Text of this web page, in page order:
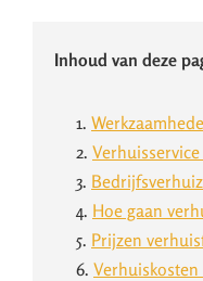
Inhoud van deze
1.
2.
3.
4. Hoe gaan
5. Prijzen
6.